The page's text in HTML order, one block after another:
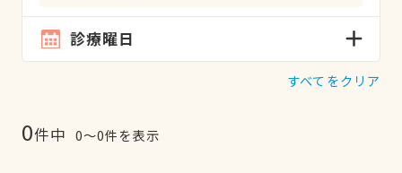
診療曜日
すべてをクリア
0件中 0〜0件を表示